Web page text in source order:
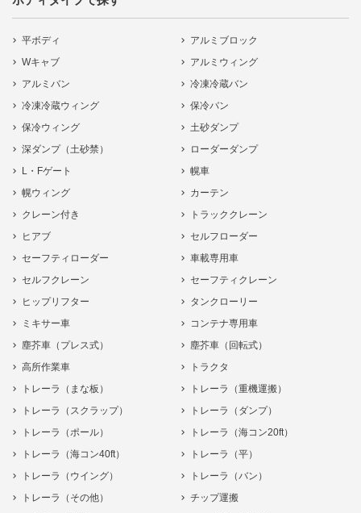
平ボディ
アルミブロック
Wキャブ
アルミウィング
アルミバン
冷凍冷蔵バン
冷凍冷蔵ウィング
保冷バン
保冷ウィング
土砂ダンプ
深ダンプ（土砂禁）
ローダーダンプ
L・Fゲート
幌車
幌ウィング
カーテン
クレーン付き
トラッククレーン
ヒアブ
セルフローダー
セーフティローダー
車載専用車
セルフクレーン
セーフティクレーン
ヒップリフター
タンクローリー
ミキサー車
コンテナ専用車
塵芥車（プレス式）
塵芥車（回転式）
高所作業車
トラクタ
トレーラ（まな板）
トレーラ（重機運搬）
トレーラ（スクラップ）
トレーラ（ダンプ）
トレーラ（ポール）
トレーラ（海コン20ft）
トレーラ（海コン40ft）
トレーラ（平）
トレーラ（ウイング）
トレーラ（バン）
トレーラ（その他）
チップ運搬